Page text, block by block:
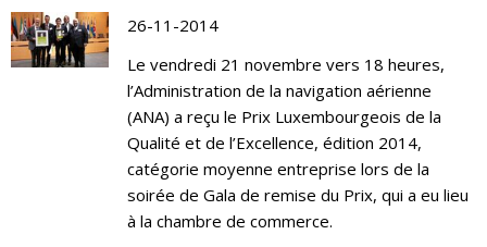
26-11-2014
Le vendredi 21 novembre vers 18 heures,
l’Administration de la navigation aérienne
(ANA) a reçu le Prix Luxembourgeois de la
Qualité et de l’Excellence, édition 2014,
catégorie moyenne entreprise lors de la
soirée de Gala de remise du Prix, qui a eu lieu
à la chambre de commerce.